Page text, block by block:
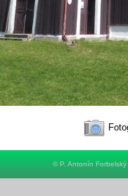
© P. Antonín